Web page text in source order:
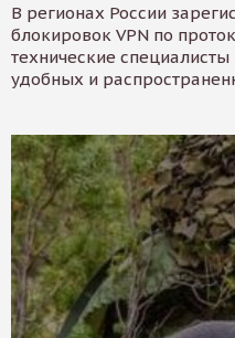
В регионах России
блокировок VPN по
технические
удобных и